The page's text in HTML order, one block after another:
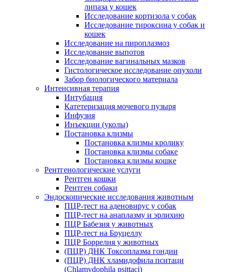
липаза у кошек
Исследование кортизола у собак
Исследование тироксина у собак и
кошек
Исследование на пироплазмоз
Исследование выпотов
Исследование вагинальных мазков
Гистологическое исследование опухоли
Забор биологического материала
Интенсивная терапия
Интубация
Катетеризация мочевого пузыря
Инфузия
Инъекции (уколы)
Постановка клизмы
Постановка клизмы кролику
Постановка клизмы собаке
Постановка клизмы кошке
Рентгенологические услуги
Рентген кошки
Рентген собаки
Эндоскопические исследования животным
ПЦР-тест на аденовирус у собак
ПЦР-тест на анаплазму и эрлихию
ПЦР Бабезия у животных
ПЦР-тест на Бруцеллу
ПЦР Боррелия у животных
(ПЦР) ДНК Токсоплазма гондии
(ПЦР) ДНК хламидофила пситаци
(Chlamydophila psittaci)